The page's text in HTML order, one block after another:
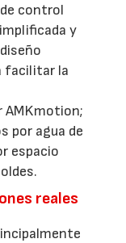
control
y
facilitar la
AMKmotion;
por agua de
espacio
reales